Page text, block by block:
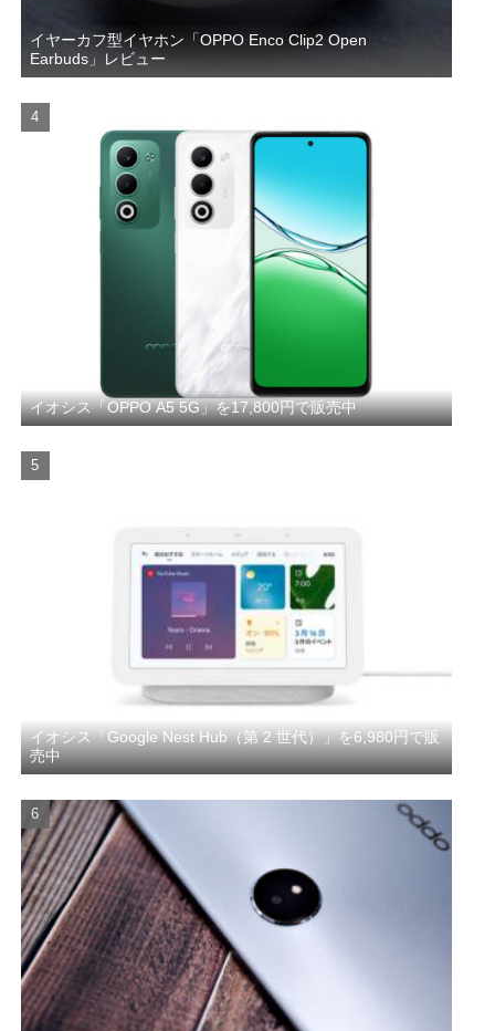
イヤーカフ型イヤホン「OPPO Enco Clip2 Open
Earbuds」レビュー
イオシス「OPPO A5 5G」を17,800円で販売中
イオシス「Google Nest Hub（第 2 世代）」を6,980円で販
売中